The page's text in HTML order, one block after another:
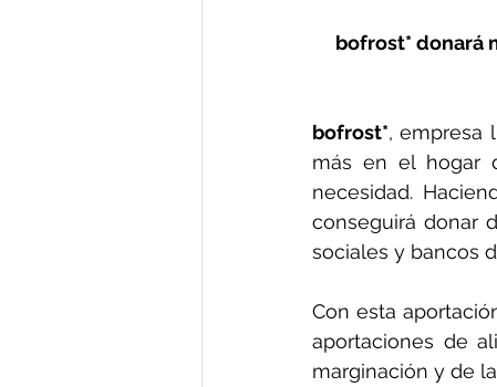
bofrost* donará
bofrost*, empresa
más en el hogar
necesidad.
conseguirá donar
sociales y bancos
Con esta
aportaciones de
marginación y de